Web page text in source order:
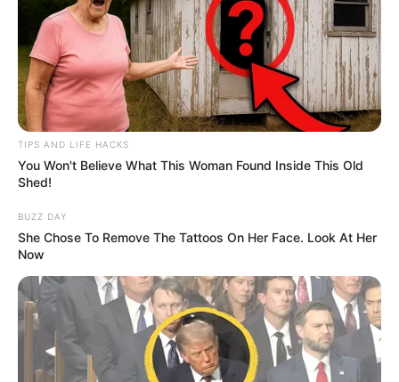
TIPS AND LIFE HACKS
You Won't Believe What This Woman Found Inside This Old
Shed!
BUZZ DAY
She Chose To Remove The Tattoos On Her Face. Look At Her
Now